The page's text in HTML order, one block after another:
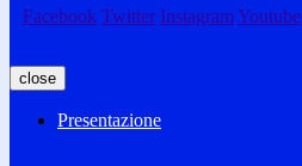
Facebook Twitter Instagram Youtube
close
Presentazione